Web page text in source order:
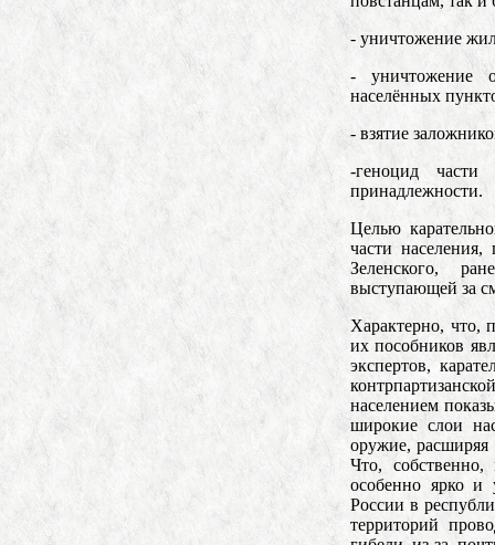
- уничтожение
- уничтожение
населённых
- взятие
-геноцид части
принадлежности.
Целью
части
Зеленского,
выступающей за
Характерно, что,
их пособников
экспертов,
населением
широкие слои
оружие, расширяя
Что,
особенно ярко и
России в
территорий